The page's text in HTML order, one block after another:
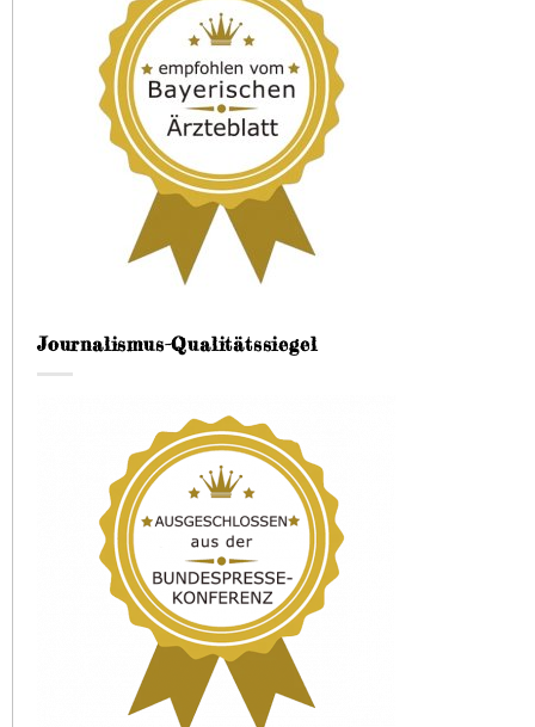
Journalismus-Qualitätssiegel